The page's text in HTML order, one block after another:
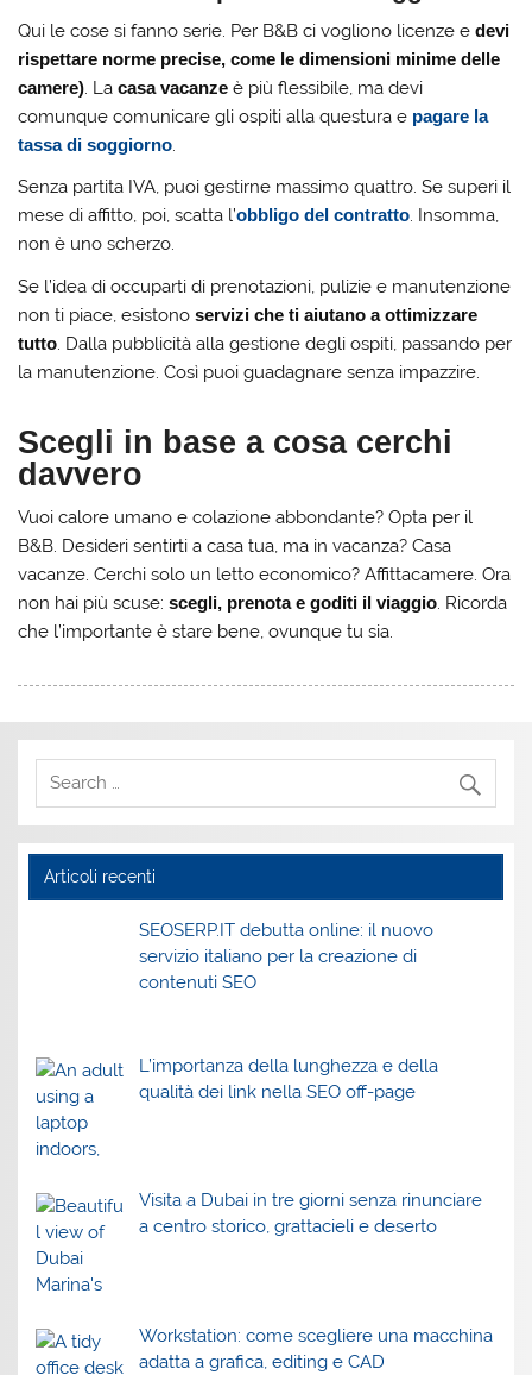
Qui le cose si fanno serie. Per B&B ci vogliono licenze edevi
rispettare norme precise, come le dimensioni minime delle
camere). Lacasa vacanze è più flessibile, ma devi
comunque comunicare gli ospiti alla questura e pagare la
tassa di soggiorno.
Senza partita IVA, puoi gestirne massimo quattro. Se superi il
mese di affitto, poi, scatta l’obbligo del contratto. Insomma,
non è uno scherzo.
Se l’idea di occuparti di prenotazioni, pulizie e manutenzione
non ti piace, esistonoservizi che ti aiutano a ottimizzare
tutto. Dalla pubblicità alla gestione degli ospiti, passando per
la manutenzione. Così puoi guadagnare senza impazzire.
Scegli in base a cosa cerchi
davvero
Vuoi calore umano e colazione abbondante? Opta per il
B&B. Desideri sentirti a casa tua, ma in vacanza? Casa
vacanze. Cerchi solo un letto economico? Affittacamere. Ora
non hai più scuse:scegli, prenota e goditi il viaggio. Ricorda
che l’importante è stare bene, ovunque tu sia.
Articoli recenti
SEOSERP.IT debutta online: il nuovo
servizio italiano per la creazione di
contenuti SEO
L’importanza della lunghezza e della
qualità dei link nella SEO off-page
Visita a Dubai in tre giorni senza rinunciare
a centro storico, grattacieli e deserto
Workstation: come scegliere una macchina
adatta a grafica, editing e CAD